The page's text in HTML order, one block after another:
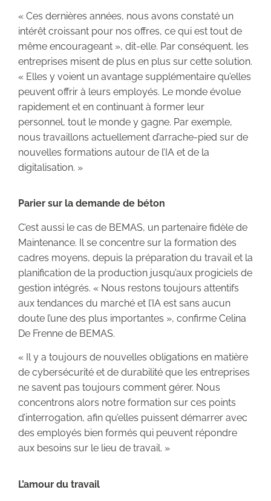
« Ces dernières années, nous avons constaté un
intérêt croissant pour nos offres, ce qui est tout de
même encourageant », dit-elle. Par conséquent, les
entreprises misent de plus en plus sur cette solution.
« Elles y voient un avantage supplémentaire qu’elles
peuvent offrir à leurs employés. Le monde évolue
rapidement et en continuant à former leur
personnel, tout le monde y gagne. Par exemple,
nous travaillons actuellement d’arrache-pied sur de
nouvelles formations autour de l’IA et de la
digitalisation. »
Parier sur la demande de béton
C’est aussi le cas de BEMAS, un partenaire fidèle de
Maintenance. Il se concentre sur la formation des
cadres moyens, depuis la préparation du travail et la
planification de la production jusqu’aux progiciels de
gestion intégrés. « Nous restons toujours attentifs
aux tendances du marché et l’IA est sans aucun
doute l’une des plus importantes », confirme Celina
De Frenne de BEMAS.
« Il y a toujours de nouvelles obligations en matière
de cybersécurité et de durabilité que les entreprises
ne savent pas toujours comment gérer. Nous
concentrons alors notre formation sur ces points
d’interrogation, afin qu’elles puissent démarrer avec
des employés bien formés qui peuvent répondre
aux besoins sur le lieu de travail. »
L’amour du travail